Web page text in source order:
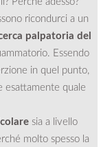
ricondurci a un
palpatoria del
Essendo
in quel punto,
esattamente quale
sia a livello
molto spesso la